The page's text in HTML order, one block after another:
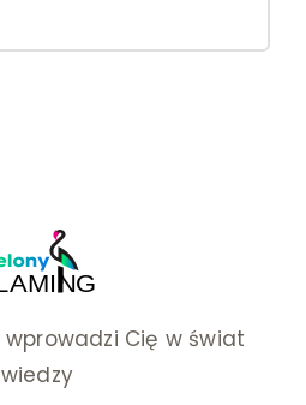
wprowadzi Cię w świat
wiedzy